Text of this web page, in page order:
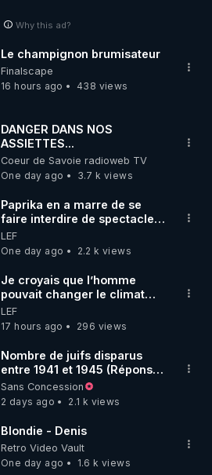
Why this ad?
Le champignon brumisateur
Finalscape
16 hours ago
438 views
DANGER DANS NOS
ASSIETTES...
Coeur de Savoie radioweb TV
One day ago
3.7 k views
Paprika en a marre de se
faire interdire de spectacle.
Elle décide donc de devenir
DJ !
LEF
One day ago
2.2 k views
Je croyais que l’homme
pouvait changer le climat
relevait du complotisme…
Faites tourner !
LEF
17 hours ago
296 views
Nombre de juifs disparus
entre 1941 et 1945 (Réponse
à mes accusateurs)
Sans Concession
2 days ago
2.1 k views
Blondie - Denis
Retro Video Vault
One day ago
1.6 k views